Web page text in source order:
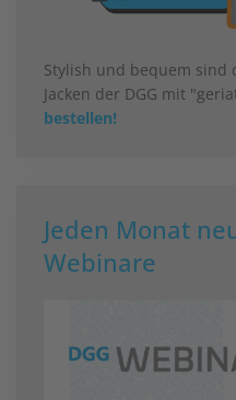
Stylish und bequem sind
Jacken der DGG mit
bestellen!
Jeden Monat
Webinare